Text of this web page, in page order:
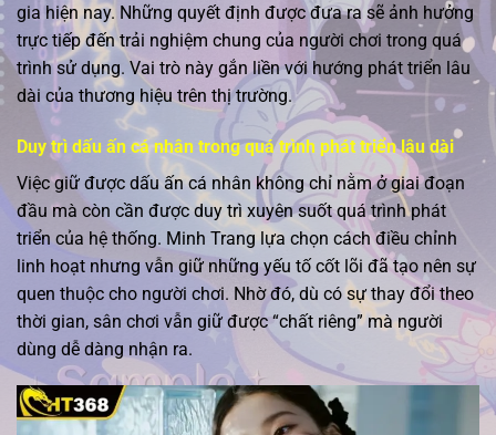
gia hiện nay. Những quyết định được đưa ra sẽ ảnh hưởng
trực tiếp đến trải nghiệm chung của người chơi trong quá
trình sử dụng. Vai trò này gắn liền với hướng phát triển lâu
dài của thương hiệu trên thị trường.
Duy trì dấu ấn cá nhân trong quá trình phát triển lâu dài
Việc giữ được dấu ấn cá nhân không chỉ nằm ở giai đoạn
đầu mà còn cần được duy trì xuyên suốt quá trình phát
triển của hệ thống. Minh Trang lựa chọn cách điều chỉnh
linh hoạt nhưng vẫn giữ những yếu tố cốt lõi đã tạo nên sự
quen thuộc cho người chơi. Nhờ đó, dù có sự thay đổi theo
thời gian, sân chơi vẫn giữ được “chất riêng” mà người
dùng dễ dàng nhận ra.